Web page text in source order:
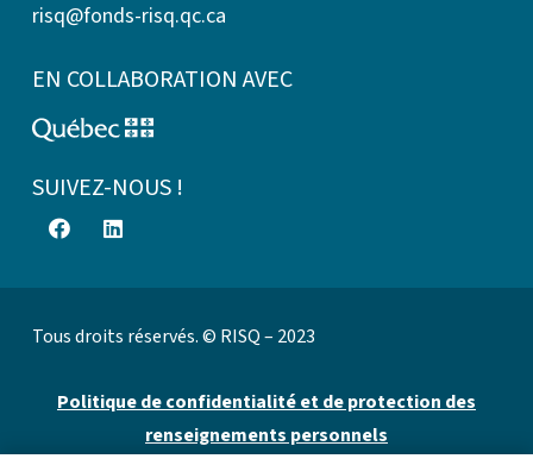
risq@fonds-risq.qc.ca
EN COLLABORATION AVEC
SUIVEZ-NOUS !
Tous droits réservés. © RISQ – 2023
Politique de confidentialité et de protection des
renseignements personnels